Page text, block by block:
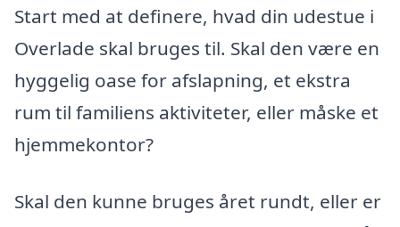
Start med at definere, hvad din udestue i
Overlade skal bruges til. Skal den være en
hyggelig oase for afslapning, et ekstra
rum til familiens aktiviteter, eller måske et
hjemmekontor?
Skal den kunne bruges året rundt, eller er